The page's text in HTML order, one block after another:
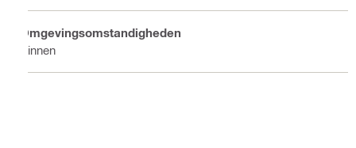
Omgevingsomstandigheden
Binnen